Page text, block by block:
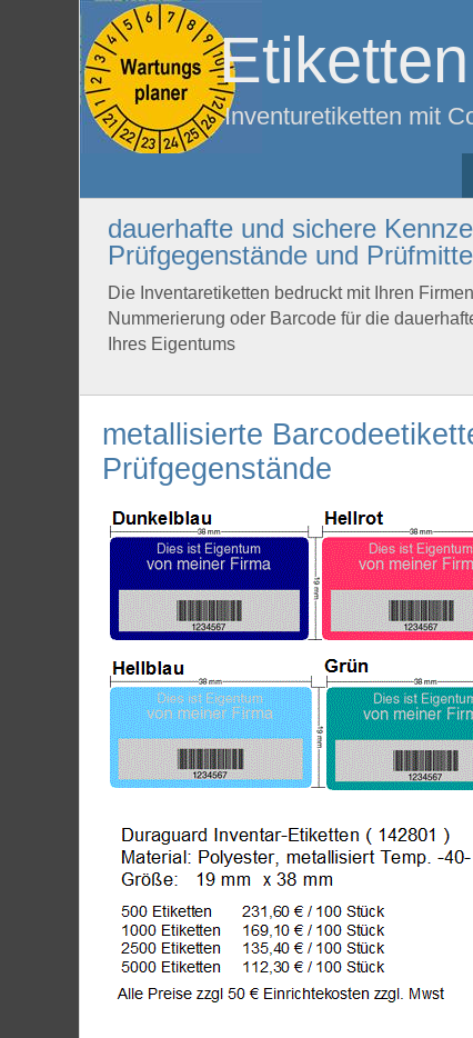
Inventuretiketten mit
dauerhafte und sichere
Prüfgegenstände und
Die Inventaretiketten bedruckt mit Ihren
Nummerierung oder Barcode für die
Ihres Eigentums
metallisierte
Prüfgegenstände